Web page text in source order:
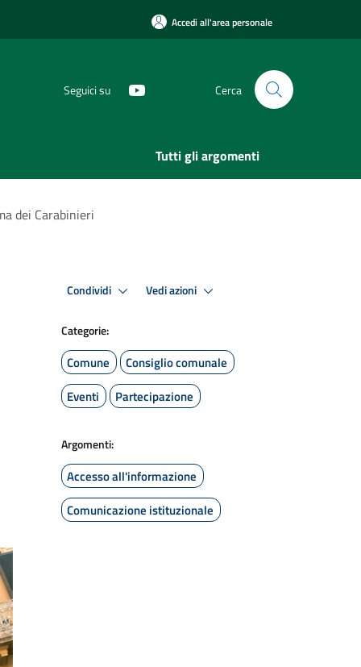
Accedi all'area personale
Seguici su Cerca
Tutti gli argomenti
dei Carabinieri
Condividi Vedi azioni
Categorie:
Comune
Consiglio comunale
Eventi
Partecipazione
Argomenti:
Accesso all'informazione
Comunicazione istituzionale